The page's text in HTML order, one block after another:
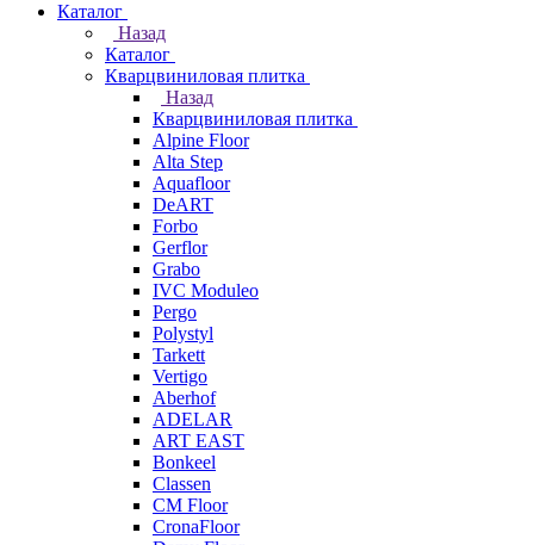
Каталог
Назад
Каталог
Кварцвиниловая плитка
Назад
Кварцвиниловая плитка
Alpine Floor
Alta Step
Aquafloor
DeART
Forbo
Gerflor
Grabo
IVC Moduleo
Pergo
Polystyl
Tarkett
Vertigo
Aberhof
ADELAR
ART EAST
Bonkeel
Classen
CM Floor
CronaFloor